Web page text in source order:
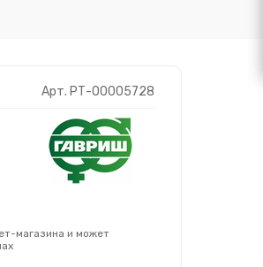
Арт. РТ-00005728
магазина и может